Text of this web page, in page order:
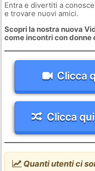
Entra e divertiti a
e trovare nuovi amici.
Scopri la nostra nuova
come incontri con donne
Clicca
Clicca
Quanti utenti ci